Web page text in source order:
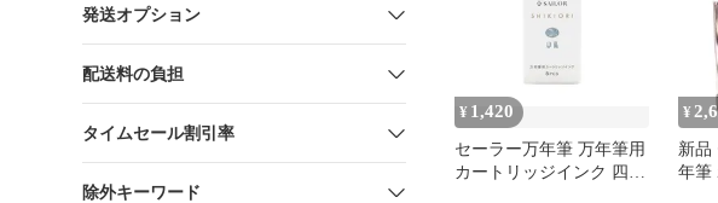
発送オプション
配送料の負担
タイムセール割引率
除外キーワード
¥ 1,420
セーラー万年筆 万年筆用
カートリッジインク 四季
¥
新品
年筆